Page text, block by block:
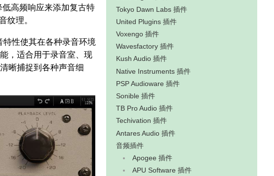
高频响应来添加复古特
纹理。
特性使其在各种录音环境
，适合用于录音室、现
晰捕捉到各种声音细
Tokyo Dawn Labs 插件
United Plugins 插件
Voxengo 插件
Wavesfactory 插件
Kush Audio 插件
Native Instruments 插件
PSP Audioware 插件
Sonible 插件
TB Pro Audio 插件
Techivation 插件
Antares Audio 插件
音频插件
Apogee 插件
APU Software 插件